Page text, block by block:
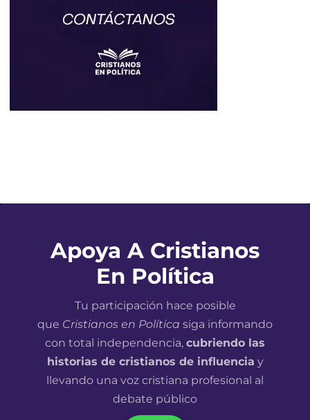
Apoya A Cristianos
En Política
Tu participación hace posible
que Cristianos en Política siga informando
con total independencia, cubriendo las
historias de cristianos de influencia y
llevando una voz cristiana profesional al
debate público